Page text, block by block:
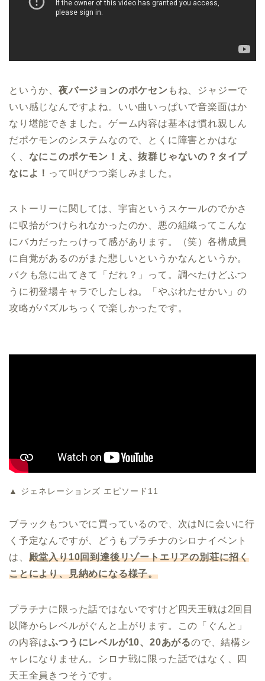
というか、 夜バージョンのポケセン もね、ジャジーで
いい感じなんですよね。いい曲いっぱいで音楽面はか
なり堪能できました。ゲーム内容は基本は慣れ親しん
だポケモンのシステムなので、とくに障害とかはな
く、 なにこのポケモン！え、抜群じゃないの？タイプ
なによ！ って叫びつつ楽しみました。
ストーリーに関しては、宇宙というスケールのでかさ
に収拾がつけられなかったのか、悪の組織ってこんな
にバカだったっけって感があります。（笑）各構成員
に自覚があるのがまた悲しいというかなんというか。
バクも急に出てきて「だれ？」って。調べたけどふつ
うに初登場キャラでしたしね。「やぶれたせかい」の
攻略がパズルちっくで楽しかったです。
▲ ジェネレーションズ エピソード11
ブラックもついでに買っているので、次はNに会いに行
く予定なんですが、どうもプラチナのシロナイベント
は、 殿堂入り10回到達後リゾートエリアの別荘に招く
ことにより、見納めになる様子。
プラチナに限った話ではないですけど四天王戦は2回目
以降からレベルがぐんと上がります。この「ぐんと」
の内容はふつうにレベルが10、20あがるので、結構シ
ャレになりません。シロナ戦に限った話ではなく、四
天王全員きつそうです。